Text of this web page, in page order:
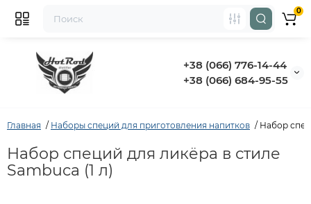
+38 (066) 776-14-44
‭+38 (066) 684-95-55‬
0
Главная Наборы специй для приготовления напитков Набор
Набор специй для ликёра в стиле
Sambuca (1 л)